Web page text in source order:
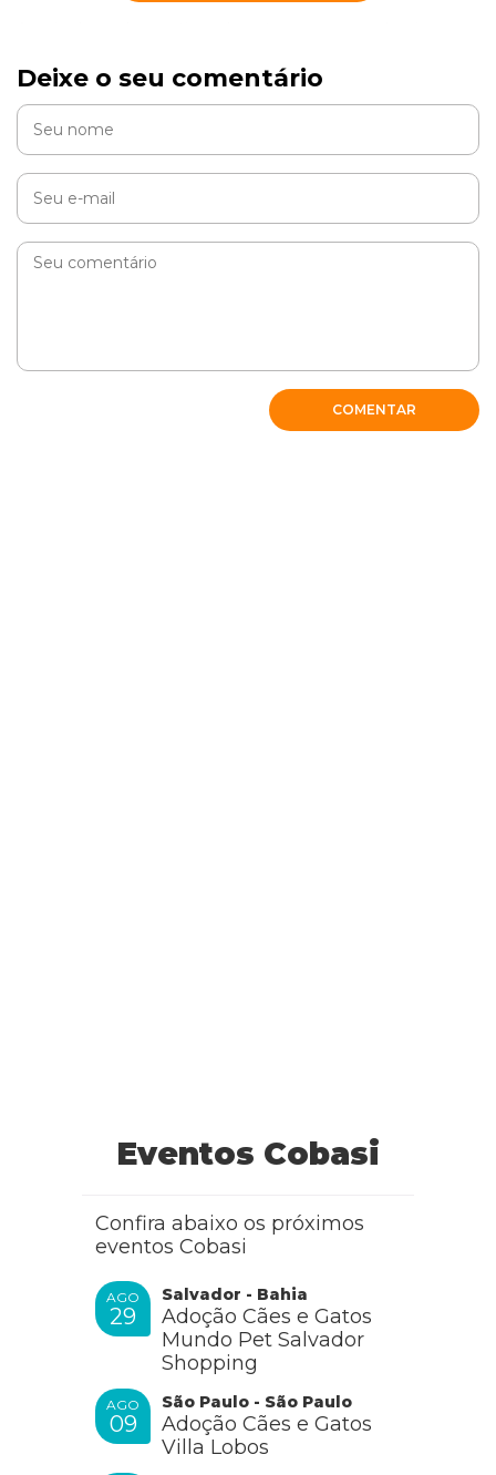
família tem pessoas que tem alergia de gato
Deixe o seu comentário
COMENTAR
Eventos Cobasi
Confira abaixo os próximos
eventos Cobasi
AGO
29
Salvador - Bahia
Adoção Cães e Gatos
Mundo Pet Salvador
Shopping
AGO
09
São Paulo - São Paulo
Adoção Cães e Gatos
Villa Lobos